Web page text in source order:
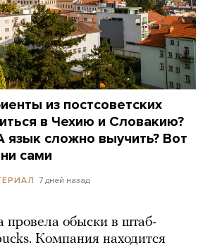
из постсоветских
в Чехию и Словакию?
язык сложно выучить? Вот
сами
7 дней назад
провела обыски в штаб-
Компания находится